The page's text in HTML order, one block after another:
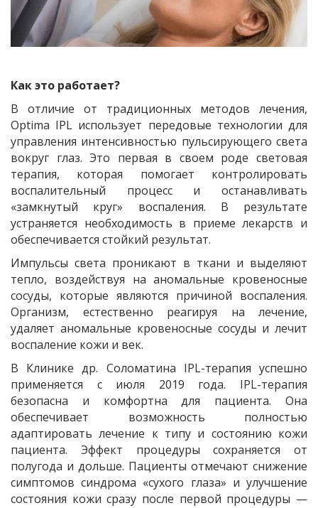
Как это работает?
В отличие от традиционных методов лечения,
Optima IPL использует передовые технологии для
управления интенсивностью пульсирующего света
вокруг глаз. Это первая в своем роде световая
терапия, которая помогает контролировать
воспалительный процесс и останавливать
«замкнутый круг» воспаления. В результате
устраняется необходимость в приеме лекарств и
обеспечивается стойкий результат.
Импульсы света проникают в ткани и выделяют
тепло, воздействуя на аномальные кровеносные
сосуды, которые являются причиной воспаления.
Организм, естественно реагируя на лечение,
удаляет аномальные кровеносные сосуды и лечит
воспаление кожи и век.
В Клинике др. Соломатина IPL-терапия успешно
применяется с июля 2019 года. IPL-терапия
безопасна и комфортна для пациента. Она
обеспечивает возможность полностью
адаптировать лечение к типу и состоянию кожи
пациента. Эффект процедуры сохраняется от
полугода и дольше. Пациенты отмечают снижение
симптомов синдрома «сухого глаза» и улучшение
состояния кожи сразу после первой процедуры —